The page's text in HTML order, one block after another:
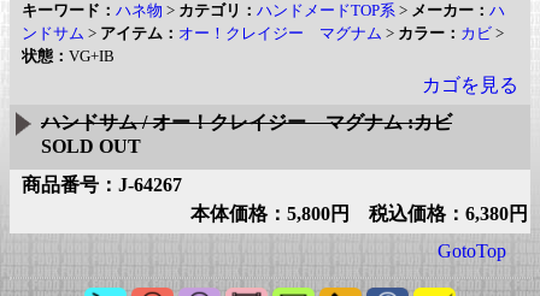
キーワード： ハネ物 > カテゴリ： ハンドメードTOP系 > メーカー： ハ
ンドサム > アイテム： オー！クレイジー マグナム > カラー： カビ >
状態： VG+IB
カゴを見る
ハンドサム / オー！クレイジー マグナム :カビ
SOLD OUT
商品番号：J-64267
本体価格：5,800円 税込価格：6,380円
GotoTop